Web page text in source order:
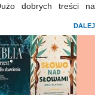
dobrych treści na
DALEJ